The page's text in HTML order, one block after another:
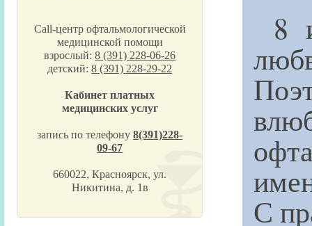
Call-центр офтальмологической
медицинской помощи
взрослый:8 (391) 228-06-26
детский:8 (391) 228-29-22
Кабинет платных
медицинских услуг
запись по телефону8(391)228-
09-67
660022, Красноярск, ул.
Никитина, д. 1в
8
С